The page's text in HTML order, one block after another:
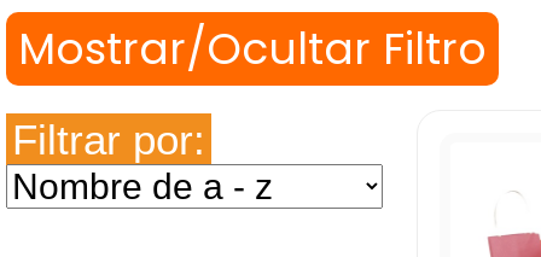
Filtrar por: